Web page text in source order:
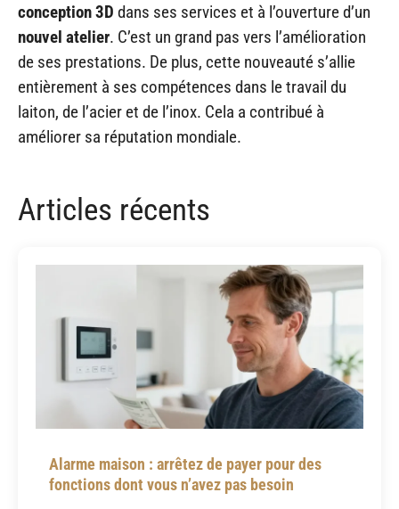
conception 3D dans ses services et à l’ouverture d’un
nouvel atelier. C’est un grand pas vers l’amélioration
de ses prestations. De plus, cette nouveauté s’allie
entièrement à ses compétences dans le travail du
laiton, de l’acier et de l’inox. Cela a contribué à
améliorer sa réputation mondiale.
Articles récents
Alarme maison : arrêtez de payer pour des
fonctions dont vous n’avez pas besoin